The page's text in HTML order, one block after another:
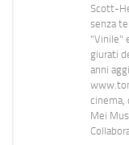
Scott-
senza
"Vinile"
giurati
anni
cinema,
Mei